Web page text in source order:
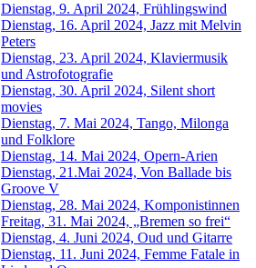
Dienstag, 9. April 2024, Frühlingswind
Dienstag, 16. April 2024, Jazz mit Melvin
Peters
Dienstag, 23. April 2024, Klaviermusik
und Astrofotografie
Dienstag, 30. April 2024, Silent short
movies
Dienstag, 7. Mai 2024, Tango, Milonga
und Folklore
Dienstag, 14. Mai 2024, Opern-Arien
Dienstag, 21.Mai 2024, Von Ballade bis
Groove V
Dienstag, 28. Mai 2024, Komponistinnen
Freitag, 31. Mai 2024, „Bremen so frei“
Dienstag, 4. Juni 2024, Oud und Gitarre
Dienstag, 11. Juni 2024, Femme Fatale in